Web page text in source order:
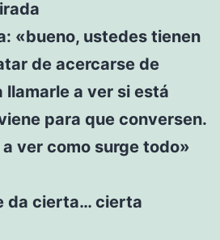
«bueno, ustedes tienen
de acercarse de
llamarle a ver si está
para que conversen.
ver como surge todo»
da cierta… cierta